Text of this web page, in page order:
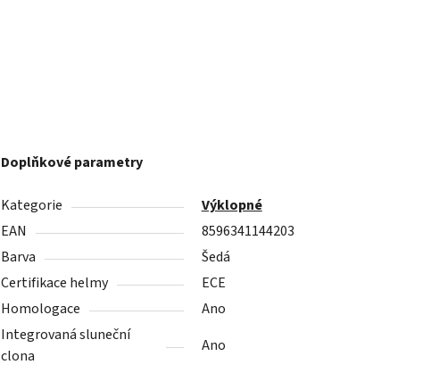
Doplňkové parametry
Kategorie
Výklopné
EAN
8596341144203
Barva
Šedá
Certifikace helmy
ECE
Homologace
Ano
Integrovaná sluneční
clona
Ano